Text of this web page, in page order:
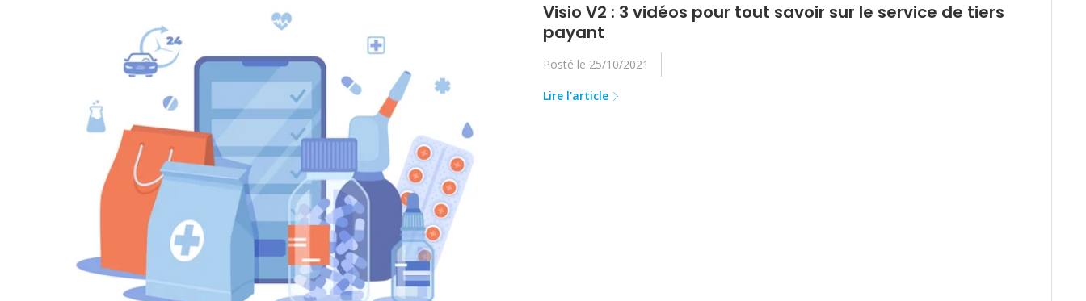
Visio V2 : 3 vidéos pour tout savoir sur le service de tiers
payant
Posté le 25/10/2021
Lire l'article